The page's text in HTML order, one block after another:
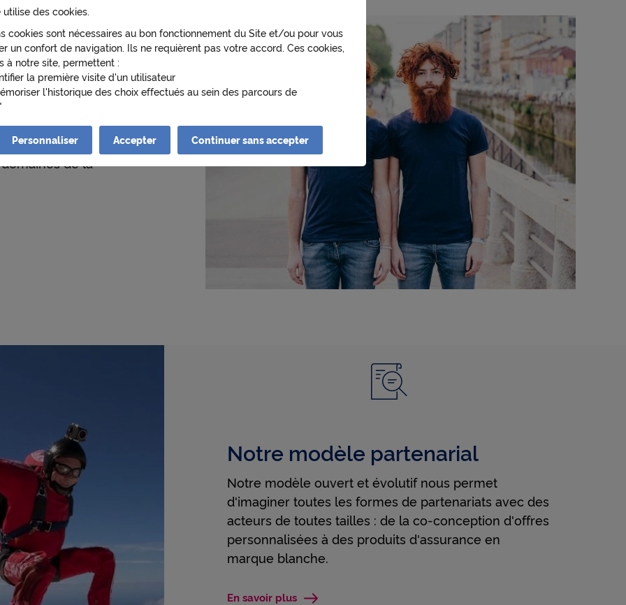
la couverture de
de la
Notre modèle partenarial
Notre modèle ouvert et évolutif nous permet
d'imaginer toutes les formes de partenariats avec des
acteurs de toutes tailles : de la co-conception d'offres
personnalisées à des produits d'assurance en
marque blanche.
En savoir plus
utilise des cookies.
cookies sont nécessaires au bon fonctionnement du Site et/ou pour vous
un confort de navigation. Ils ne requièrent pas votre accord. Ces cookies,
à notre site, permettent :
la première visite d'un utilisateur
l'historique des choix effectués au sein des parcours de
afin d'optimiser ses contenus et sa navigation.
cookies nécessitant votre accord pourront être déposés. Leurs finalités
suivantes :
de lire les vidéos qui proviennent de Youtube sur cnp.fr. Google
des données sur votre utilisation des vidéos Youtube et peut les utiliser à
l'interaction avec le réseau social LinkedIn et permettre à ce réseau
de lire les messages de X (tweets) sur cnp.fr. X mesure l'interaction
avec ces tweets et collecte des données qu'il peut exploiter à des
Personnaliser Accepter Continuer sans accepter